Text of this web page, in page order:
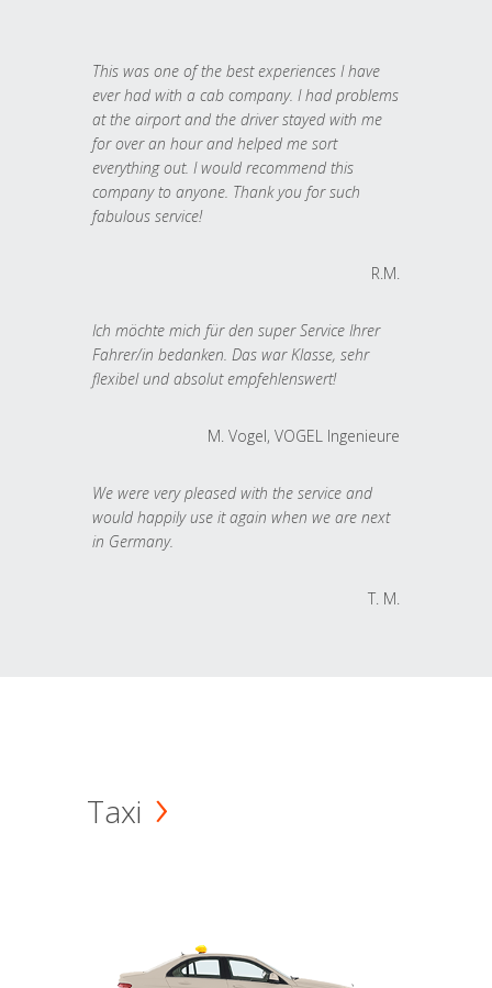
This was one of the best experiences I have
ever had with a cab company. I had problems
at the airport and the driver stayed with me
for over an hour and helped me sort
everything out. I would recommend this
company to anyone. Thank you for such
fabulous service!
R.M.
Ich möchte mich für den super Service Ihrer
Fahrer/in bedanken. Das war Klasse, sehr
flexibel und absolut empfehlenswert!
M. Vogel, VOGEL Ingenieure
We were very pleased with the service and
would happily use it again when we are next
in Germany.
T. M.
Taxi